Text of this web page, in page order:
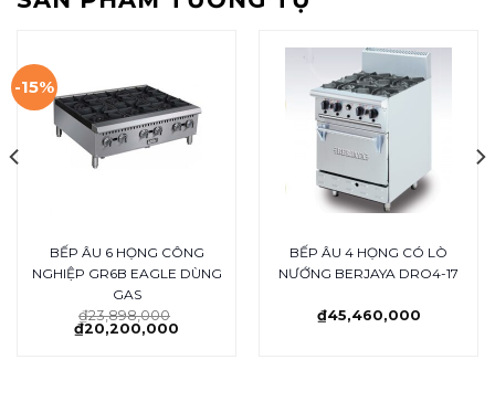
-15%
BẾP ÂU 6 HỌNG CÔNG
NGHIỆP GR6B EAGLE DÙNG
GAS
₫23,898,000
₫20,200,000
BẾP ÂU 4 HỌNG CÓ LÒ
NƯỚNG BERJAYA DRO4-17
₫45,460,000